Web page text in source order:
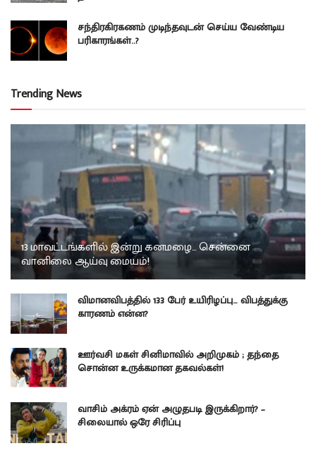
சந்திரகிரகணம் முடிந்தவுடன் செய்ய வேண்டிய
பரிகாரங்கள்..?
Trending News
13 மாவட்டங்களில் இன்று கனமழை… சென்னை
வானிலை ஆய்வு மையம்!
விமானவிபத்தில் 133 பேர் உயிரிழப்பு… விபத்துக்கு
காரணம் என்ன?
ஊர்வசி மகள் சினிமாவில் அறிமுகம் ; தந்தை
சொன்ன உருக்கமான தகவல்கள்!
வாசிம் அக்ரம் ஏன் அழுதபடி இருக்கிறார்? –
சிலையால் ஒரே சிரிப்பு